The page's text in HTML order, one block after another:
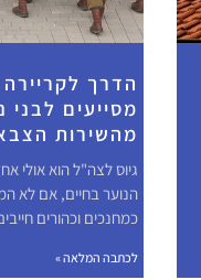
הדרך
מסייעים
מהשירות
גיוס לצה"ל הוא אולי
הנוער בחיים, אם לא
כמחנכים וכהורים
לכתבה המלאה »